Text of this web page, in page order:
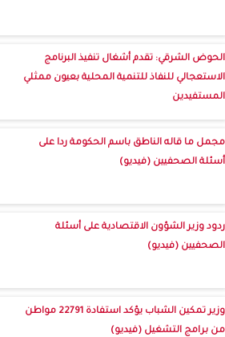
الحوض الشرقي: تقدم أشغال تنفيذ البرنامج
الاستعجالي للنفاذ للتنمية المحلية بعيون ممثلي
المستفيدين
مجمل ما قاله الناطق باسم الحكومة ردا على
أسئلة الصحفيين (فيديو)
ردود وزير الشؤون الاقتصادية على أسئلة
الصحفيين (فيديو)
وزير تمكين الشباب يؤكد استفادة 22791 مواطن
من برامج التشغيل (فيديو)